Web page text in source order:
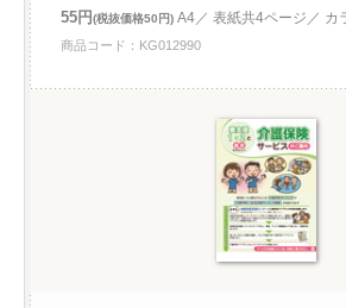
55円(税抜価格50円) A4／ 表紙共4ページ／ カ
商品コード：KG012990